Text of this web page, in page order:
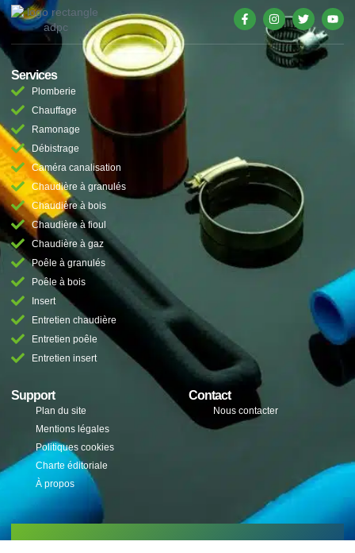
Services
Plomberie
Chauffage
Ramonage
Débistrage
Caméra canalisation
Chaudière à granulés
Chaudière à bois
Chaudière à fioul
Chaudière à gaz
Poêle à granulés
Poêle à bois
Insert
Entretien chaudière
Entretien poêle
Entretien insert
Support
Plan du site
Mentions légales
Politiques cookies
Charte éditoriale
À propos
Contact
Nous contacter